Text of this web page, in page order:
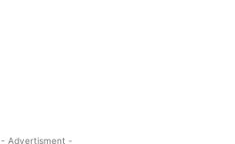
- Advertisment -